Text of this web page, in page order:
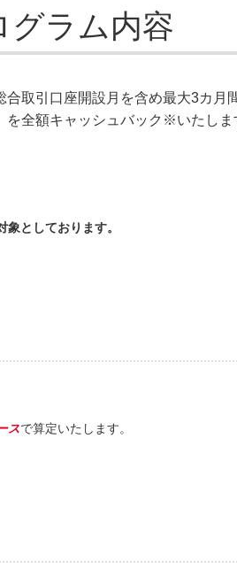
グラム内容
取引口座開設月を含め最大3カ月
を全額キャッシュバック※いたし
としております。
スで算定いたします。